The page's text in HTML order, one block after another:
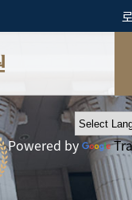
Powered by